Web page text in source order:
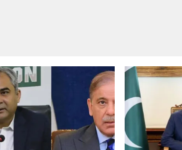
20:00 21:00 22:00 23:00